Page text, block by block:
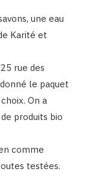
une eau
Karité et
rue des
le paquet
On a
produits bio
comme
testées.